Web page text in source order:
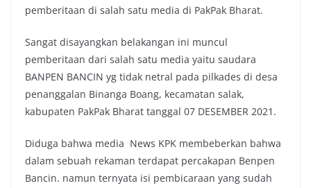
pemberitaan di salah satu media di PakPak Bharat.
Sangat disayangkan belakangan ini muncul
pemberitaan dari salah satu media yaitu saudara
BANPEN BANCIN yg tidak netral pada pilkades di desa
penanggalan Binanga Boang, kecamatan salak,
kabupaten PakPak Bharat tanggal 07 DESEMBER 2021.
Diduga bahwa media News KPK membeberkan bahwa
dalam sebuah rekaman terdapat percakapan Benpen
Bancin. namun ternyata isi pembicaraan yang sudah